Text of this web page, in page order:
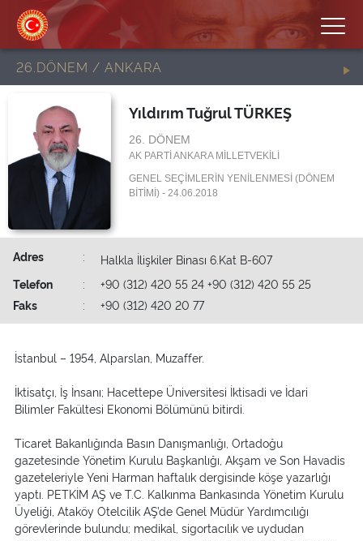
26.DÖNEM / ANKARA
Yıldırım Tuğrul TÜRKEŞ
26. DÖNEM
AK PARTİ ANKARA MİLLETVEKİLİ
GENEL SEÇİMLERİN YENİLENMESİ (DÖNEM
BİTİMİ) - 24.06.2018
Adres :
Halkla İlişkiler Binası 6.Kat B-607
Telefon
:
+90 (312) 420 55 24 +90 (312) 420 55 25
Faks
: +90 (312) 420 20 77
İstanbul – 1954, Alparslan, Muzaffer.
İktisatçı, İş İnsanı; Hacettepe Üniversitesi İktisadi ve İdari
Bilimler Fakültesi Ekonomi Bölümünü bitirdi.
Ticaret Bakanlığında Basın Danışmanlığı, Ortadoğu
gazetesinde Yönetim Kurulu Başkanlığı, Akşam ve Son Havadis
gazeteleriyle Yeni Harman haftalık dergisinde köşe yazarlığı
yaptı. PETKİM AŞ ve T.C. Kalkınma Bankasında Yönetim Kurulu
Üyeliği, Ataköy Otelcilik AŞ’de Genel Müdür Yardımcılığı
görevlerinde bulundu; medikal, sigortacılık ve uydudan